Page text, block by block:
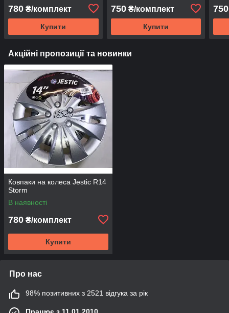
780 ₴/комплект
Купити
750₴/комплект
Купити
750
Акційні пропозиції та новинки
Ковпаки на колеса Jestic R14
Storm
В наявності
780 ₴/комплект
Купити
Про нас
98% позитивних з 2521 відгука за рік